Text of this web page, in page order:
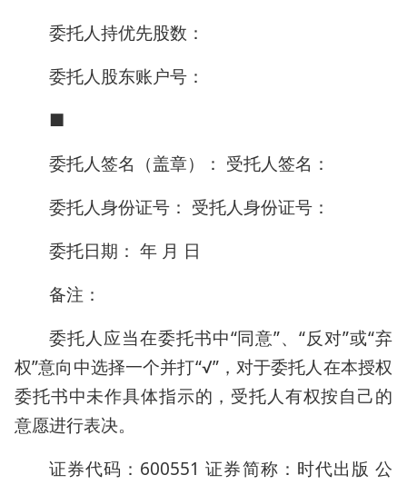
委托人持优先股数：
委托人股东账户号：
■
委托人签名（盖章）： 受托人签名：
委托人身份证号： 受托人身份证号：
委托日期： 年 月 日
备注：
委托人应当在委托书中“同意”、“反对”或“弃
权”意向中选择一个并打“√”，对于委托人在本授权
委托书中未作具体指示的，受托人有权按自己的
意愿进行表决。
证券代码：600551 证券简称：时代出版 公